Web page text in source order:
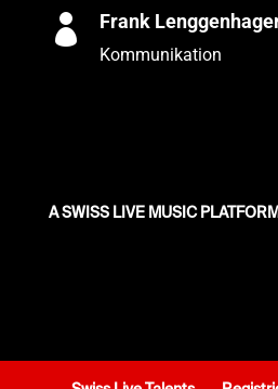
 Frank
Kommunikation
A SWISS LIVE MUSIC